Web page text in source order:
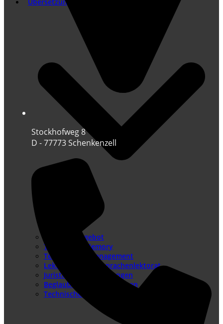
Übersetzung
Sprachenangebot
Translation Memory
Terminologiemanagement
Lektorat – Fremdsprachenlektorat
Juristische Übersetzungen
Beglaubigte Übersetzungen
Technische Übersetzungen
Stockhofweg 8
D - 77773 Schenkenzell